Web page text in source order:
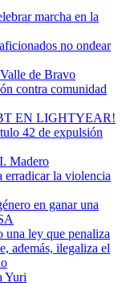
marcha en la
no ondear
de Bravo
contra comunidad
EN LIGHTYEAR!
42 de expulsión
Madero
erradicar la violencia
en ganar una
una ley que penaliza
además, ilegaliza el
Yuri